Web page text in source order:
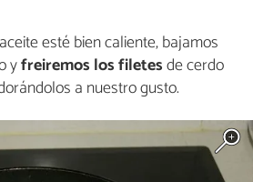
esté bien caliente, bajamos
yfreiremos los filetesde cerdo
a nuestro gusto.